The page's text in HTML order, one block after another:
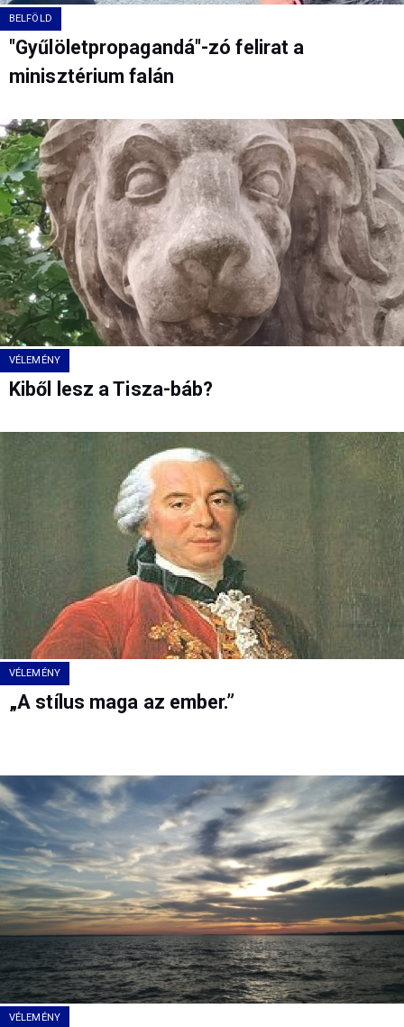
BELFÖLD
"Gyűlöletpropagandá"-zó felirat a
minisztérium falán
VÉLEMÉNY
Kiből lesz a Tisza-báb?
VÉLEMÉNY
„A stílus maga az ember.”
VÉLEMÉNY